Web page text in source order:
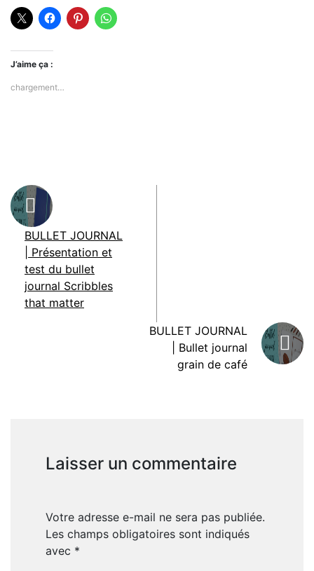
J’aime ça :
chargement…
BULLET JOURNAL
| Présentation et
test du bullet
journal Scribbles
that matter
BULLET JOURNAL
| Bullet journal
grain de café
Laisser un commentaire
Votre adresse e-mail ne sera pas publiée.
Les champs obligatoires sont indiqués
avec *